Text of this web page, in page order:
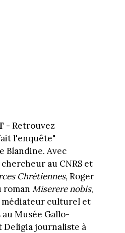
- Retrouvez
l'enquête"
Blandine. Avec
au CNRS et
Chrétiennes, Roger
roman Miserere nobis,
culturel et
Musée Gallo-
Deligia journaliste à